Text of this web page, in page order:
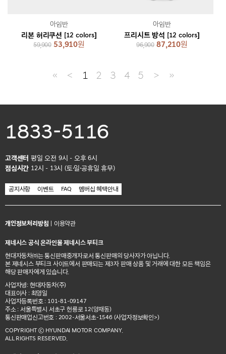
리본 허리쿠션 [12 colors]
59,900 53,910원
아임반
프리시트 방석 [12 colors]
96,900 87,210원
아임반
≪ ＜ 1 2 3 4 5 ＞ ≫
1833-5116
고객센터 평일 오전 9시 - 오후 6시
점심시간 12시 - 13시 (토·일·공휴일 휴무)
공지사항 이벤트 FAQ 멤버십 혜택안내
개인정보처리방침 이용약관
제네시스 공식 온라인몰 제네시스 부티크
현대자동차㈜는 통신판매중개자로서 통신판매의 당사자가 아닙니다.
본 제네시스 부티크 사이트에서 판매되는 제3자 판매 상품 및 거래에 대한 모든 책임은
해당 판매자에게 있습니다.
사업자명: 현대자동차(주)
대표이사 : 최영일
사업자등록번호 : 101-81-09147
주소 : 서울특별시 서초구 헌릉로 12(양재동)
통신판매업신고번호 : 2002-서울서초-1546 (사업자정보확인>)
COPYRIGHT ⓒ HYUNDAI MOTOR COMPANY.
ALL RIGHTS RESERVED.